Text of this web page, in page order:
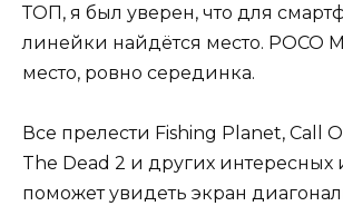
ТОП, я был уверен, что для
линейки найдётся место. POCO
место, ровно серединка.
Все прелести Fishing Planet, Call
The Dead 2 и других интересных
поможет увидеть экран